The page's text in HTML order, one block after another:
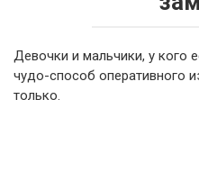
Девочки и мальчики, у кого
чудо-способ оперативного
только.